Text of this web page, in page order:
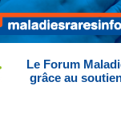
Le Forum
grâce au